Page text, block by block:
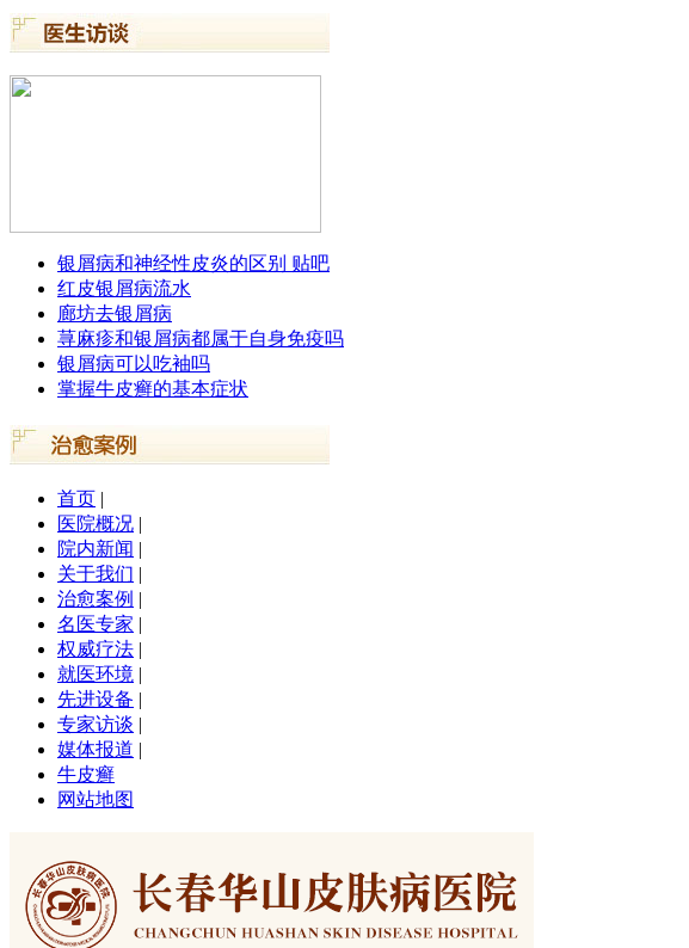
银屑病和神经性皮炎的区别 贴吧
红皮银屑病流水
廊坊去银屑病
荨麻疹和银屑病都属于自身免疫吗
银屑病可以吃袖吗
掌握牛皮癣的基本症状
首页 |
医院概况 |
院内新闻 |
关于我们 |
治愈案例 |
名医专家 |
权威疗法 |
就医环境 |
先进设备 |
专家访谈 |
媒体报道 |
牛皮癣
网站地图